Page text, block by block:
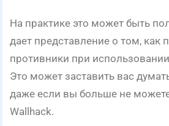
На практике это может быть
дает представление о том, как
противники при
Это может заставить вас
даже если вы больше не
Wallhack.